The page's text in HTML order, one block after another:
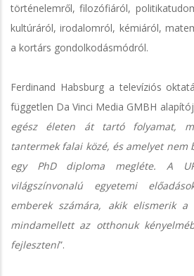
történelemről, filozófiáról,
kultúráról, irodalomról, kémiáról,
a kortárs gondolkodásmódról.
Ferdinand Habsburg a televíziós
független Da Vinci Media GMBH
egész életen át tartó folyamat,
tantermek falai közé, és amelyet nem
egy PhD diploma megléte. A
világszínvonalú egyetemi
emberek számára, akik elismerik a
mindamellett az otthonuk
fejleszteni”.